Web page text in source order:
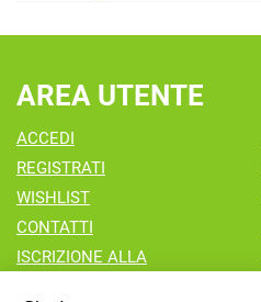
AREA UTENTE
ACCEDI
REGISTRATI
WISHLIST
CONTATTI
ISCRIZIONE ALLA